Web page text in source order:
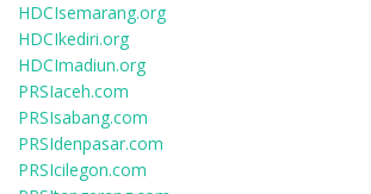
HDCIsemarang.org
HDCIkediri.org
HDCImadiun.org
PRSIaceh.com
PRSIsabang.com
PRSIdenpasar.com
PRSIcilegon.com